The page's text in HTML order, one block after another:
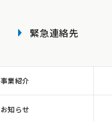
緊急連絡先
事業紹介
お知らせ